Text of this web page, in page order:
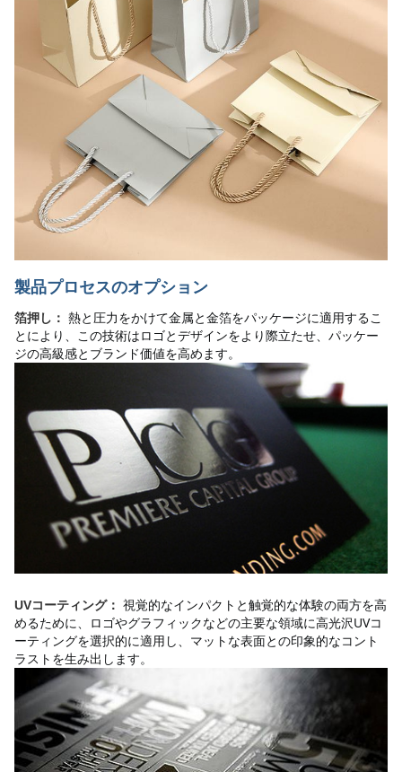
製品プロセスのオプション
箔押し： 熱と圧力をかけて金属と金箔をパッケージに適用するこ
とにより、この技術はロゴとデザインをより際立たせ、パッケー
ジの高級感とブランド価値を高めます。
UVコーティング： 視覚的なインパクトと触覚的な体験の両方を高
めるために、ロゴやグラフィックなどの主要な領域に高光沢UVコ
ーティングを選択的に適用し、マットな表面との印象的なコント
ラストを生み出します。